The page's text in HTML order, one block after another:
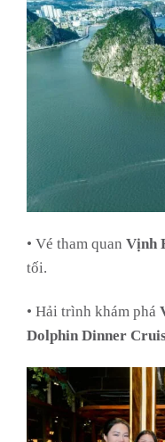
• Vé tham quan Vịnh
tối.
• Hải trình khám phá
Dolphin Dinner